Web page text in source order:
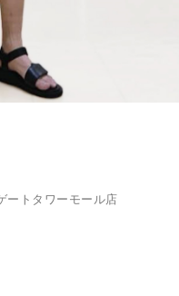
ートタワーモール店